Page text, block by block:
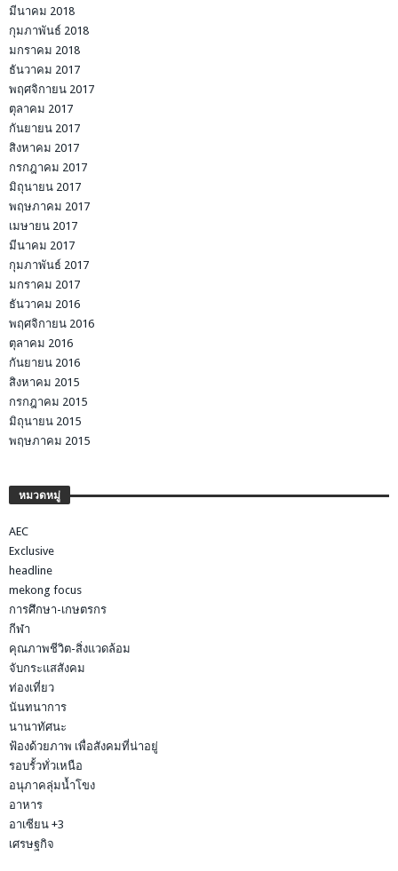
มีนาคม 2018
กุมภาพันธ์ 2018
มกราคม 2018
ธันวาคม 2017
พฤศจิกายน 2017
ตุลาคม 2017
กันยายน 2017
สิงหาคม 2017
กรกฎาคม 2017
มิถุนายน 2017
พฤษภาคม 2017
เมษายน 2017
มีนาคม 2017
กุมภาพันธ์ 2017
มกราคม 2017
ธันวาคม 2016
พฤศจิกายน 2016
ตุลาคม 2016
กันยายน 2016
สิงหาคม 2015
กรกฎาคม 2015
มิถุนายน 2015
พฤษภาคม 2015
หมวดหมู่
AEC
Exclusive
headline
mekong focus
การศึกษา-เกษตรกร
กีฬา
คุณภาพชีวิต-สิ่งแวดล้อม
จับกระแสสังคม
ท่องเที่ยว
นันทนาการ
นานาทัศนะ
ฟ้องด้วยภาพ เพื่อสังคมที่น่าอยู่
รอบรั้วทั่วเหนือ
อนุภาคลุ่มน้ำโขง
อาหาร
อาเซียน +3
เศรษฐกิจ